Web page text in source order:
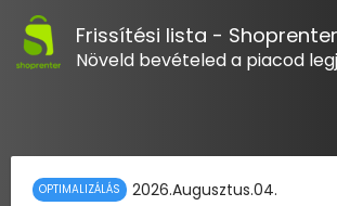
Frissítési lista - Shoprenter
OPTIMALIZÁLÁS 2026.augusztus.04.